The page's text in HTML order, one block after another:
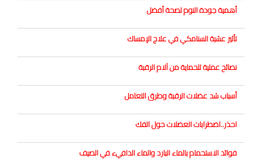
أهمية جودة النوم لصحة أفضل
تأثير عشبة السنامكي في علاج الإمساك
نصائح عملية للحماية من آلام الرقبة
أسباب شد عضلات الرقبة وطرق التعامل
احذر..اضطرابات العضلات حول الفك
فوائد الاستحمام بالماء البارد والماء الدافيء في الصيف